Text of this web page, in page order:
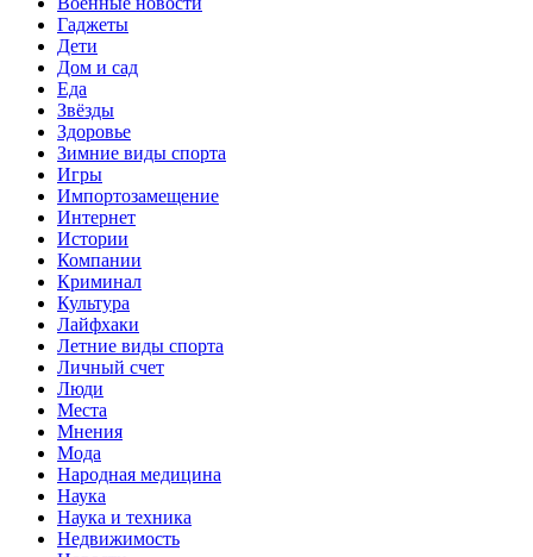
Гаджеты
Дети
Дом и сад
Еда
Звёзды
Здоровье
Зимние виды спорта
Игры
Импортозамещение
Интернет
Истории
Компании
Криминал
Культура
Лайфхаки
Летние виды спорта
Личный счет
Люди
Места
Мнения
Мода
Народная медицина
Наука
Наука и техника
Недвижимость